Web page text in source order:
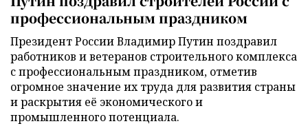
профессиональным праздником
Президент России Владимир Путин поздравил
работников и ветеранов строительного комплекса
с профессиональным праздником, отметив
огромное значение их труда для развития страны
и раскрытия её экономического и
промышленного потенциала.